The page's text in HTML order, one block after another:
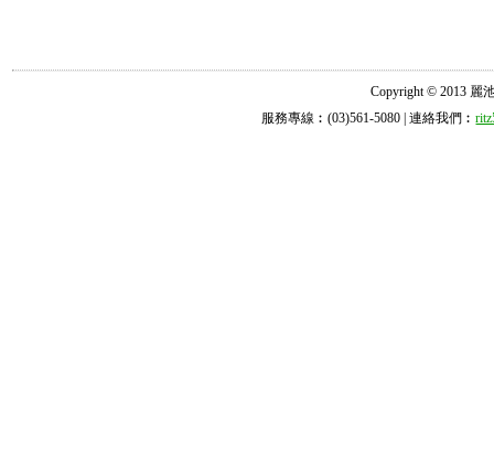
Copyright © 2013 麗
服務專線︰(03)561-5080 | 連絡我們︰